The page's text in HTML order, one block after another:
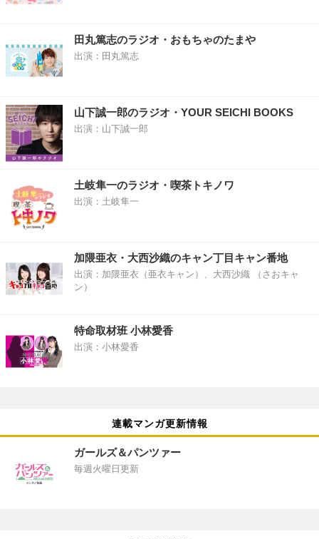
田丸篤志のラジオ・おもちゃのたまや
出演：田丸篤志
山下誠一郎のラジオ・YOUR SEICHI BOOKS
出演：山下誠一郎
土岐隼一のラジオ・喫茶トキノワ
出演：土岐隼一
加隈亜衣・大西沙織のキャン丁目キャン番地
出演：加隈亜衣（亜衣キャン）、大西沙織 （さおキャ
ン）
特命取材班 小林愛香
出演：小林愛香
連載マンガ更新情報
ガールズ＆パンツァー
毎週火曜日更新